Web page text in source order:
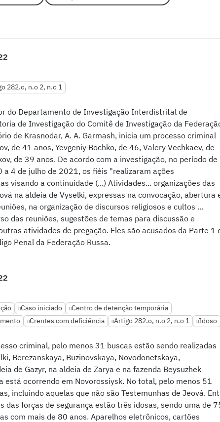
282.o, n.o 2, n.o 1
do Departamento de Investigação Interdistrital de
de Investigação do Comitê de Investigação da
de Krasnodar, A. A. Garmash, inicia um processo criminal
de 41 anos, Yevgeniy Bochko, de 46, Valery Vechkaev, de
de 39 anos. De acordo com a investigação, no período de
a 4 de julho de 2021, os fiéis "realizaram ações
visando a continuidade (...) Atividades... organizações das
na aldeia de Vyselki, expressas na convocação, abertura
na organização de discursos religiosos e cultos ...
das reuniões, sugestões de temas para discussão e
atividades de pregação. Eles são acusados da Parte 1
Penal da Federação Russa.
Caso iniciado
Centro de detenção temporária
Crentes com deficiência Artigo 282.o, n.o 2, n.o 1 Idoso
criminal, pelo menos 31 buscas estão sendo realizadas
Berezanskaya, Buzinovskaya, Novodonetskaya,
de Gazyr, na aldeia de Zarya e na fazenda Beysuzhek
está ocorrendo em Novorossiysk. No total, pelo menos 51
incluindo aquelas que não são Testemunhas de Jeová.
das forças de segurança estão três idosas, sendo uma de
com mais de 80 anos. Aparelhos eletrônicos, cartões